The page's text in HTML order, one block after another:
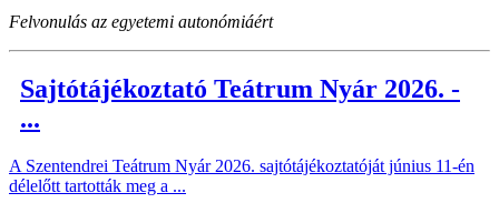
Felvonulás az egyetemi autonómiáért
Sajtótájékoztató Teátrum Nyár 2026. -
...
A Szentendrei Teátrum Nyár 2026. sajtótájékoztatóját június 11-én
délelőtt tartották meg a ...